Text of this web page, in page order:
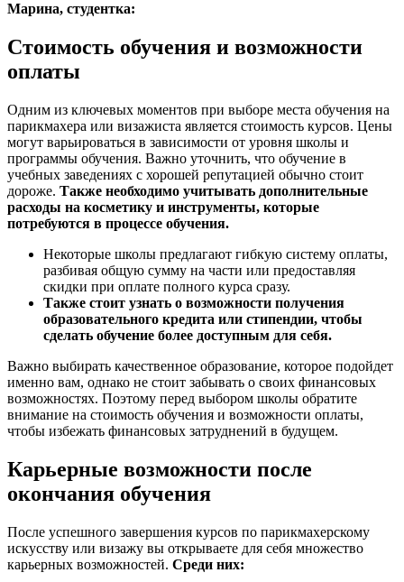
Марина, студентка:
Стоимость обучения и возможности
оплаты
Одним из ключевых моментов при выборе места обучения на
парикмахера или визажиста является стоимость курсов. Цены
могут варьироваться в зависимости от уровня школы и
программы обучения. Важно уточнить, что обучение в
учебных заведениях с хорошей репутацией обычно стоит
дороже. Также необходимо учитывать дополнительные
расходы на косметику и инструменты, которые
потребуются в процессе обучения.
Некоторые школы предлагают гибкую систему оплаты,
разбивая общую сумму на части или предоставляя
скидки при оплате полного курса сразу.
Также стоит узнать о возможности получения
образовательного кредита или стипендии, чтобы
сделать обучение более доступным для себя.
Важно выбирать качественное образование, которое подойдет
именно вам, однако не стоит забывать о своих финансовых
возможностях. Поэтому перед выбором школы обратите
внимание на стоимость обучения и возможности оплаты,
чтобы избежать финансовых затруднений в будущем.
Карьерные возможности после
окончания обучения
После успешного завершения курсов по парикмахерскому
искусству или визажу вы открываете для себя множество
карьерных возможностей. Среди них: